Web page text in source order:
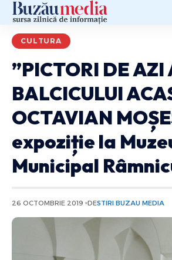
CULTURA
”PICTORI DE AZI
BALCICULUI
OCTAVIAN
expoziție la
Municipal
26 OCTOMBRIE 2019 DESTIRI BUZAU MEDIA